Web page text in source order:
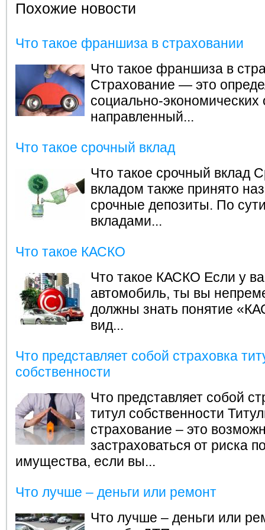
Похожие новости
Что такое франшиза в страховании
Что такое франшиза в
Страхование — это
социально-
направленный...
Что такое срочный вклад
Что такое срочный вклад
вкладом также принято
срочные депозиты. По
вкладами...
Что такое КАСКО
Что такое КАСКО Если у
автомобиль, ты вы
должны знать понятие
вид...
Что представляет собой страховка
собственности
Что представляет собой
титул собственности
страхование – это
застраховаться от риска
имущества, если вы...
Что лучше – деньги или ремонт
Что лучше – деньги или